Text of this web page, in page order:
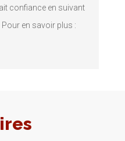
confiance en suivant
en savoir plus :